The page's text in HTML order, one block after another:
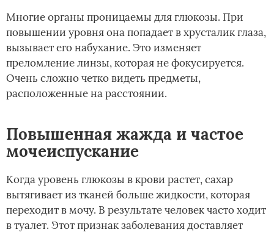
Многие органы проницаемы для глюкозы. При
повышении уровня она попадает в хрусталик глаза,
вызывает его набухание. Это изменяет
преломление линзы, которая не фокусируется.
Очень сложно четко видеть предметы,
расположенные на расстоянии.
Повышенная жажда и частое
мочеиспускание
Когда уровень глюкозы в крови растет, сахар
вытягивает из тканей больше жидкости, которая
переходит в мочу. В результате человек часто ходит
в туалет. Этот признак заболевания доставляет